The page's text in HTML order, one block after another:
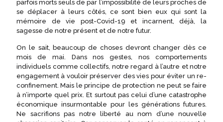
parfois morts seuls de par l’impossibilité de leurs proches de
se déplacer à leurs côtés, ce sont bien eux qui sont la
mémoire de vie post-Covid-19 et incarnent, déjà, la
sagesse de notre présent et de notre futur.
On le sait, beaucoup de choses devront changer dès ce
mois de mai. Dans nos gestes, nos comportements
individuels comme collectifs, notre regard à l’autre et notre
engagement à vouloir préserver des vies pour éviter un re-
confinement. Mais le principe de protection ne peut se faire
à n’importe quel prix. Et surtout pas celui d’une catastrophe
économique insurmontable pour les générations futures.
Ne sacrifions pas notre liberté au nom d’une nouvelle